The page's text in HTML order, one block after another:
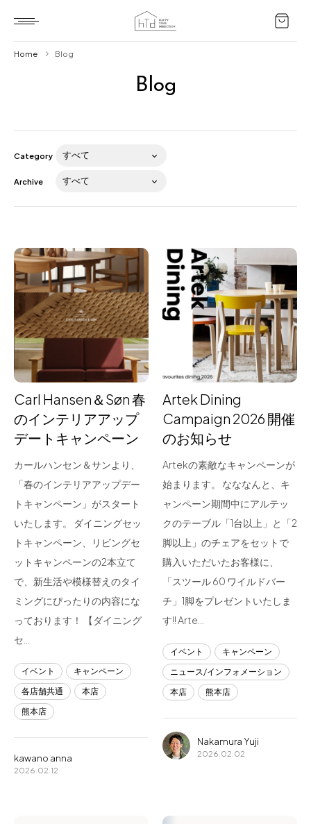
Blog
About us
for Business
Recruit
Contact
フラッグシップストア
0965-52-0323
熊本店
096-274-8175
Arv
0965-45-9282
Blog
Home Blog
Category
Archive
Carl Hansen＆Søn 春
のインテリアアップ
デートキャンペーン
カールハンセン＆サンより、
「春のインテリアアップデー
トキャンペーン」がスタート
いたします。 ダイニングセッ
トキャンペーン、リビングセ
ットキャンペーンの2本立て
で、新生活や模様替えのタイ
ミングにぴったりの内容にな
っております！ 【ダイニング
セ…
イベント
キャンペーン
各店舗共通
本店
熊本店
kawano anna
2026.02.12
Artek Dining
Campaign 2026 開催
のお知らせ
Artekの素敵なキャンペーンが
始まります。 なななんと、キ
ャンペーン期間中にアルテッ
クのテーブル「1台以上」と「2
脚以上」のチェアをセットで
購入いただいたお客様に、
「スツール 60 ワイルドバー
チ」1脚をプレゼントいたしま
す!! Arte…
イベント
キャンペーン
ニュース/インフォメーション
本店
熊本店
Nakamura Yuji
2026.02.02